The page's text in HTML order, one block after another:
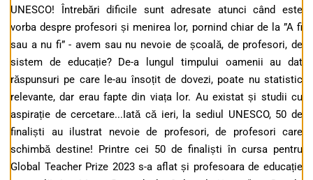
UNESCO! Întrebări dificile sunt adresate atunci când este
vorba despre profesori și menirea lor, pornind chiar de la ”A fi
sau a nu fi” - avem sau nu nevoie de școală, de profesori, de
sistem de educație? De-a lungul timpului oamenii au dat
răspunsuri pe care le-au însoțit de dovezi, poate nu statistic
relevante, dar erau fapte din viața lor. Au existat și studii cu
aspirație de cercetare...Iată că ieri, la sediul UNESCO, 50 de
finaliști au ilustrat nevoie de profesori, de profesori care
schimbă destine! Printre cei 50 de finaliști în cursa pentru
Global Teacher Prize 2023 s-a aflat și profesoara de educație